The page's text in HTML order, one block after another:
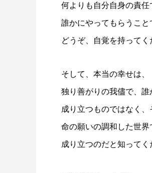
何よりも自分自身の責任
誰かにやってもらうこと
どうぞ、自覚を持ってく
そして、本当の幸せは、
独り善がりの我儘で、誰
成り立つものではなく
命の願いの調和した世界
成り立つのだと知ってく